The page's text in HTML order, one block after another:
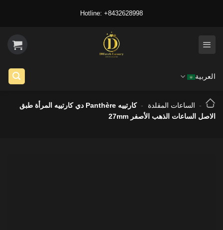
Hotline: +8432628998
العربية
- الساعات المقلدة -
كارتييه Panthère دي كارتييه المرأة طبق
الاصل الساعات الذهب الأصفر 27mm